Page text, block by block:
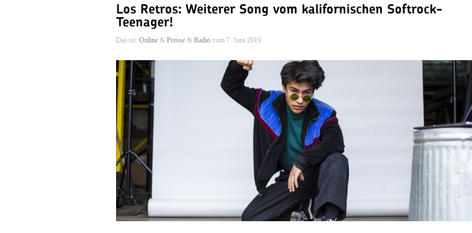
Los Retros: Weiterer Song vom kalifornischen Softrock-
Teenager!
Das ist: Online & Presse & Radio vom 7. Juni 2019